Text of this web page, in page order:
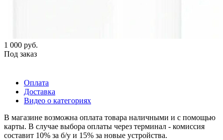
1 000 руб.
Под заказ
Оплата
Доставка
Видео о категориях
В магазине возможна оплата товара наличными и с помощью
карты. В случае выбора оплаты через терминал - комиссия
составит 10% за б/у и 15% за новые устройства.